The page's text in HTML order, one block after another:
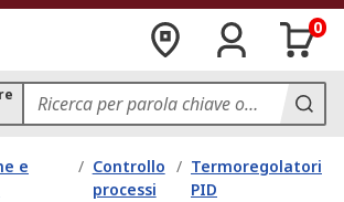
0
e
/ Controllo
processi
/ Termoregolatori
PID